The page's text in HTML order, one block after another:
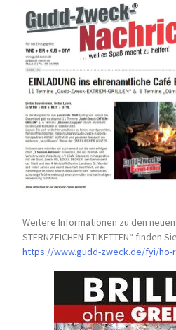
Weitere Informationen zu den
STERNZEICHEN-ETIKETTEN“ finden
https://www.gudd-zweck.de/fyi/ho-